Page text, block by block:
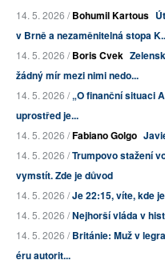
14. 5. 2026 /Bohumil Kartous
v Brně a nezaměnitelná stopa
14. 5. 2026 /Boris Cvek
žádný mír mezi nimi nedo...
14. 5. 2026 /„O finanční situaci
uprostřed je...
14. 5. 2026 /Fabiano Golgo
14. 5. 2026 /Trumpovo stažení
vymstít. Zde je důvod
14. 5. 2026 /Je 22:15, víte, kde
14. 5. 2026 /Nejhorší vláda v
14. 5. 2026 /Británie: Muž v
éru autorit...